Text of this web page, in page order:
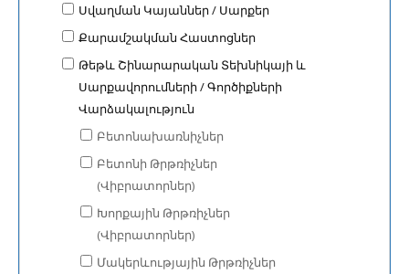
Սվաղման Կայաններ / Սարքեր
Քարամշակման Հաստոցներ
Թեթև Շինարարական Տեխնիկայի և
Սարքավորումների / Գործիքների
Վարձակալություն
Բետոնախառնիչներ
Բետոնի Թրթռիչներ
(Վիբրատորներ)
Խորքային Թրթռիչներ
(Վիբրատորներ)
Մակերևությային Թրթռիչներ